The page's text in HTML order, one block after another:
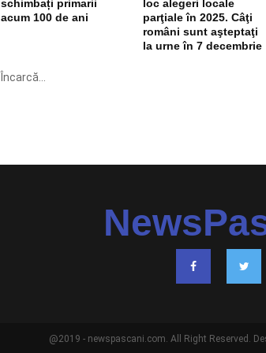
schimbați primarii
acum 100 de ani
loc alegeri locale
parţiale în 2025. Câţi
români sunt aşteptaţi
la urne în 7 decembrie
Încarcă...
@2019 - newspascani.com. All Right Reserved.